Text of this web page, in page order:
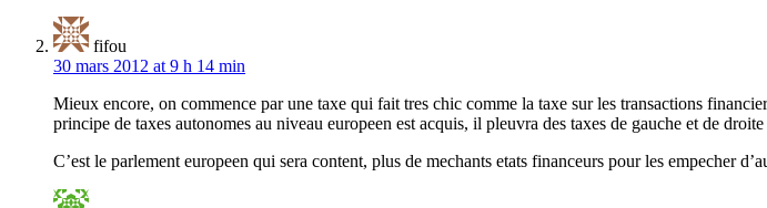
fifou
30 mars 2012 at 9 h 14 min
Mieux encore, on commence par une taxe qui fait tres chic comme la taxe sur les transactions
principe de taxes autonomes au niveau europeen est acquis, il pleuvra des taxes de gauche et de droite
C’est le parlement europeen qui sera content, plus de mechants etats financeurs pour les empecher